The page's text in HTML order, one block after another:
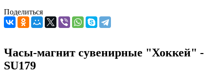
Поделиться
Часы-магнит сувенирные "Хоккей" -
SU179